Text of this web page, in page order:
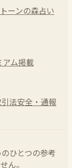
ーンの森占い
アム掲載
法安全・通報
ひとつの参考
ん。